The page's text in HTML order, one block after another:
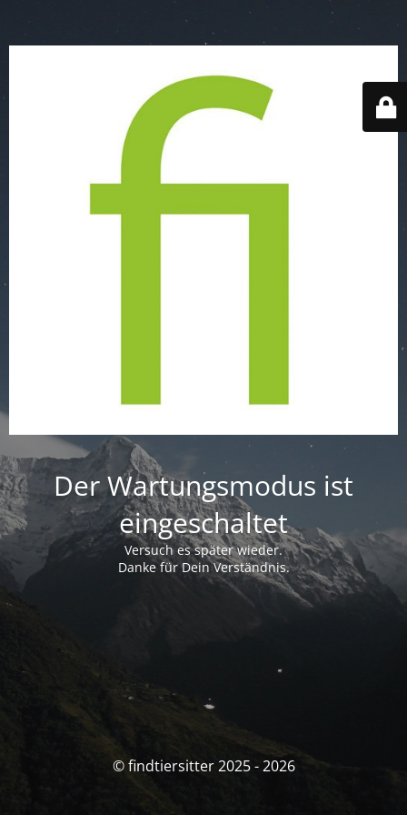
Der Wartungsmodus ist
eingeschaltet
Versuch es später wieder.
Danke für Dein Verständnis.
© findtiersitter 2025 - 2026